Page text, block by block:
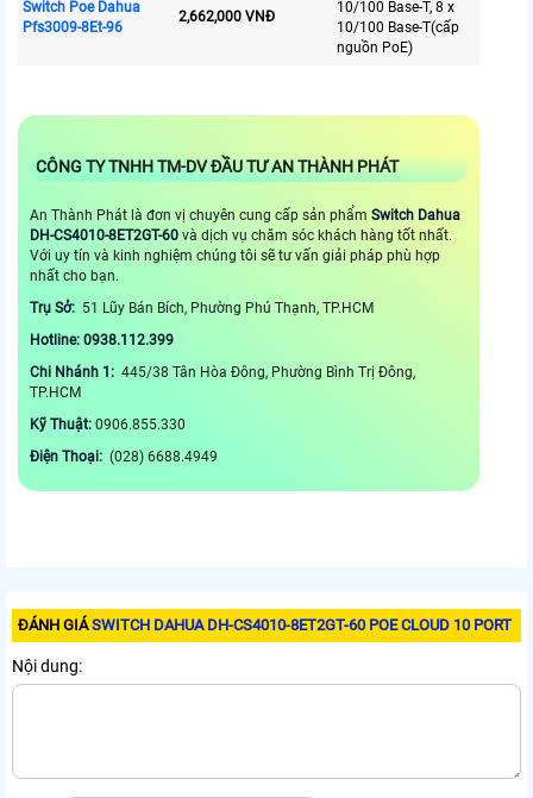
Switch Poe Dahua
Pfs3009-8Et-96
2,662,000 VNĐ
10/100 Base-T, 8 x
10/100 Base-T(cấp
nguồn PoE)
CÔNG TY TNHH TM-DV ĐẦU TƯ AN THÀNH PHÁT
An Thành Phát là đơn vị chuyên cung cấp sản phẩm Switch Dahua
DH-CS4010-8ET2GT-60 và dịch vụ chăm sóc khách hàng tốt nhất.
Với uy tín và kinh nghiệm chúng tôi sẽ tư vấn giải pháp phù hợp
nhất cho bạn.
Trụ Sở: 51 Lũy Bán Bích, Phường Phú Thạnh, TP.HCM
Hotline: 0938.112.399
Chi Nhánh 1: 445/38 Tân Hòa Đông, Phường Bình Trị Đông,
TP.HCM
Kỹ Thuật: 0906.855.330
Điện Thoại: (028) 6688.4949
ĐÁNH GIÁSWITCH DAHUA DH-CS4010-8ET2GT-60 POE CLOUD 10 PORT
Nội dung: